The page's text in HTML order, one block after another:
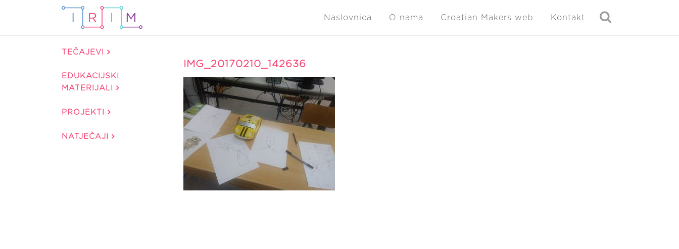
Naslovnica O nama Croatian Makers web Kontakt
TEČAJEVI
EDUKACIJSKI
MATERIJALI
PROJEKTI
NATJEČAJI
IMG_20170210_142636